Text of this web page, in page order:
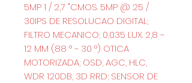
5MP 1 / 2,7 "CMOS. 5MP @ 25 /
30IPS DE RESOLUCAO DIGITAL;
FILTRO MECANICO; 0,035 LUX. 2,8 ~
12 MM (88 ° ~ 30 °) OTICA
MOTORIZADA; OSD, AGC, HLC,
WDR 120DB, 3D RRD; SENSOR DE